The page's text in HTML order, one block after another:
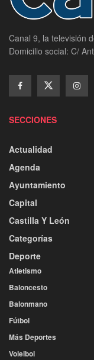
Canal 9, la televisión
Domicilio social: C/
SECCIONES
Actualidad
Agenda
Ayuntamiento
Capital
Castilla Y León
Categorías
Deporte
Atletismo
Baloncesto
Balonmano
Fútbol
Más Deportes
Voleibol